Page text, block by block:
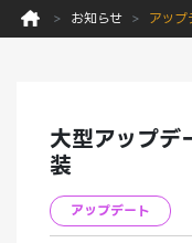
お知らせ アップ
大型アップデ
装
アップデート